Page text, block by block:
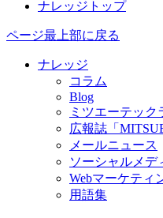
ナレッジトップ
ページ最上部に戻る
ナレッジ
コラム
Blog
ミツエーテック
広報誌「
メールニュース
ソーシャルメデ
Webマーケティ
用語集